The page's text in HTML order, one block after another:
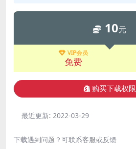
10元
VIP会员
免费
购买下载权限
最近更新: 2022-03-29
下载遇到问题？可联系客服或反馈